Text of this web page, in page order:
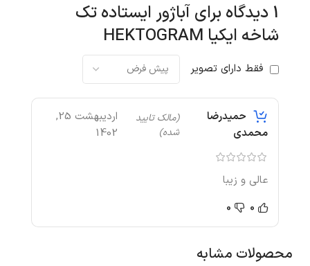
1 دیدگاه برای
آباژور ایستاده تک
شاخه ایکیا HEKTOGRAM
فقط دارای تصویر
حميدرضا
محمدي
(مالک تایید
شده)
اردیبهشت 25,
1402
عالي و زيبا
0
0
محصولات مشابه